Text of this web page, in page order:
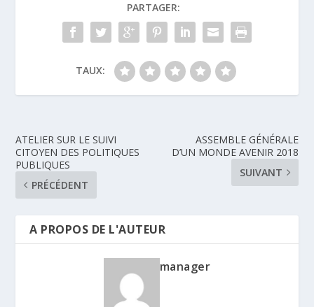
PARTAGER:
TAUX:
ATELIER SUR LE SUIVI
CITOYEN DES POLITIQUES
PUBLIQUES
PRÉCÉDENT
ASSEMBLE GÉNÉRALE
D’UN MONDE AVENIR 2018
SUIVANT
A PROPOS DE L'AUTEUR
manager